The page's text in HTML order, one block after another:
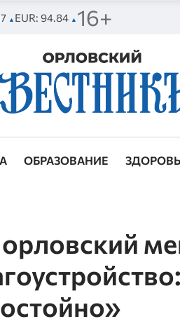
▲ EUR: 94.84 ▲ 16+
ОБРАЗОВАНИЕ